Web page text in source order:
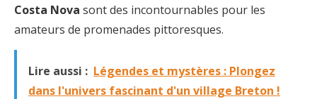
Costa Nova sont des incontournables pour les
amateurs de promenades pittoresques.
Lire aussi : Légendes et mystères : Plongez
dans l'univers fascinant d'un village Breton !